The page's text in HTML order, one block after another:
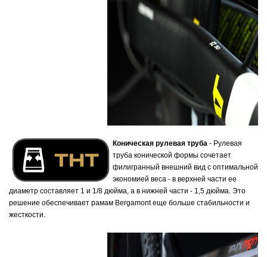
Коническая рулевая труба - Рулевая
труба конической формы сочетает
филигранный внешний вид с оптимальной
экономией веса - в верхней части ее
диаметр составляет 1 и 1/8 дюйма, а в нижней части - 1,5 дюйма. Это
решение обеспечивает рамам Bergamont еще больше стабильности и
жесткости.